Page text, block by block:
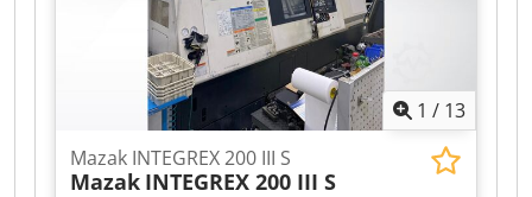
1 / 13
Mazak INTEGREX 200 III S
Mazak INTEGREX 200 III S